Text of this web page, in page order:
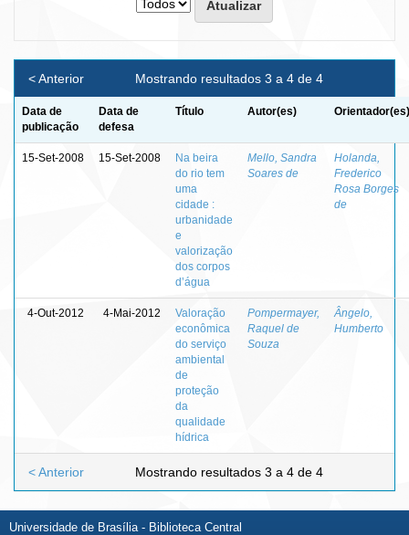
Mostrando resultados 3 a 4 de 4
< Anterior
Data de
publicação
Data de
defesa
Título Autor(es) Orientador(es)
15-Set-2008 15-Set-2008
Na beira
do rio tem
uma
cidade :
urbanidade
e
valorização
dos corpos
d’água
Mello, Sandra
Soares de
Holanda,
Frederico
Rosa Borges
de
4-Out-2012 4-Mai-2012
Valoração
econômica
do serviço
ambiental
de
proteção
da
qualidade
hídrica
Pompermayer,
Raquel de
Souza
Ângelo,
Humberto
Mostrando resultados 3 a 4 de 4
< Anterior
Universidade de Brasília - Biblioteca Central